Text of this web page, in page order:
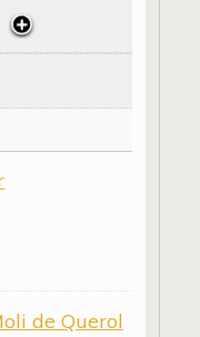
de Querol